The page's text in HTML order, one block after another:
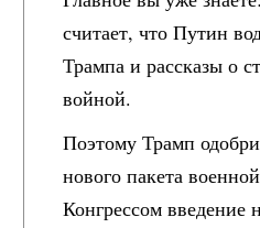
считает, что Путин
Трампа и рассказы о
войной.
Поэтому Трамп
нового пакета
Конгрессом введение